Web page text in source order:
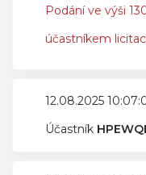
Podání ve výši
účastníkem
12.08.2025
Účastník